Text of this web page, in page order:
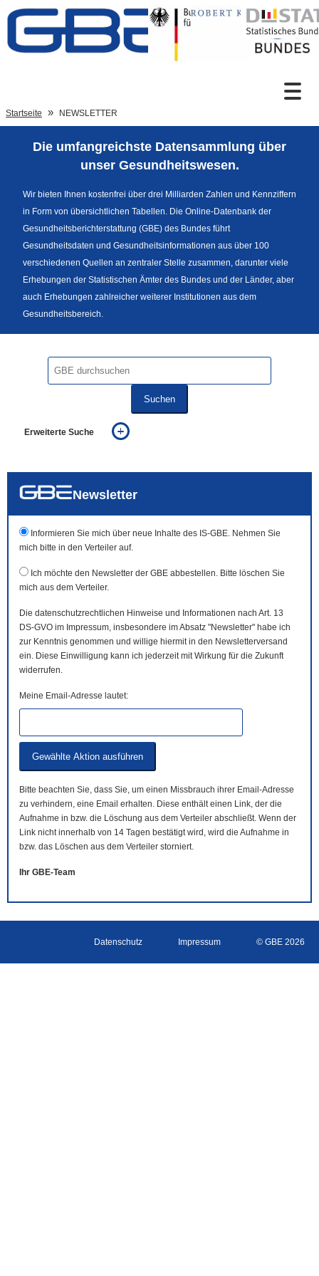
Zum Inhalt
Sprachumschaltung
Fußzeile
Startseite NEWSLETTER
Die umfangreichste Datensammlung über
unser Gesundheitswesen.
Wir bieten Ihnen kostenfrei über drei Milliarden Zahlen und Kennziffern
in Form von übersichtlichen Tabellen. Die Online-Datenbank der
Gesundheitsberichterstattung (GBE) des Bundes führt
Gesundheitsdaten und Gesundheitsinformationen aus über 100
verschiedenen Quellen an zentraler Stelle zusammen, darunter viele
Erhebungen der Statistischen Ämter des Bundes und der Länder, aber
auch Erhebungen zahlreicher weiterer Institutionen aus dem
Gesundheitsbereich.
Suchen
Erweiterte Suche
auch in allen Texten suchen (Volltextsuche)
Newsletter
Informieren Sie mich über neue Inhalte des IS-GBE. Nehmen Sie
mich bitte in den Verteiler auf.
Ich möchte den Newsletter der GBE abbestellen. Bitte löschen Sie
mich aus dem Verteiler.
Die datenschutzrechtlichen Hinweise und Informationen nach Art. 13
DS-GVO im Impressum, insbesondere im Absatz "Newsletter" habe ich
zur Kenntnis genommen und willige hiermit in den Newsletterversand
ein. Diese Einwilligung kann ich jederzeit mit Wirkung für die Zukunft
widerrufen.
Meine Email-Adresse lautet:
Bitte beachten Sie, dass Sie, um einen Missbrauch ihrer Email-Adresse
zu verhindern, eine Email erhalten. Diese enthält einen Link, der die
Aufnahme in bzw. die Löschung aus dem Verteiler abschließt. Wenn der
Link nicht innerhalb von 14 Tagen bestätigt wird, wird die Aufnahme in
bzw. das Löschen aus dem Verteiler storniert.
Ihr GBE-Team
Datenschutz Impressum © GBE 2026